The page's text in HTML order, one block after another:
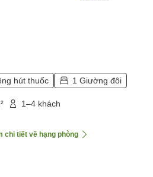
hút thuốc 1 Giường đôi
1–4 khách
chi tiết về hạng phòng